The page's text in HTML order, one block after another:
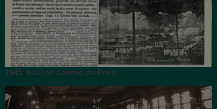
1945: Irani no Correio do Povo